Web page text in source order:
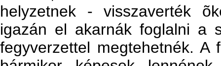
helyzetnek - visszaverték
igazán el akarnák foglalni a
fegyverzettel megtehetnék.